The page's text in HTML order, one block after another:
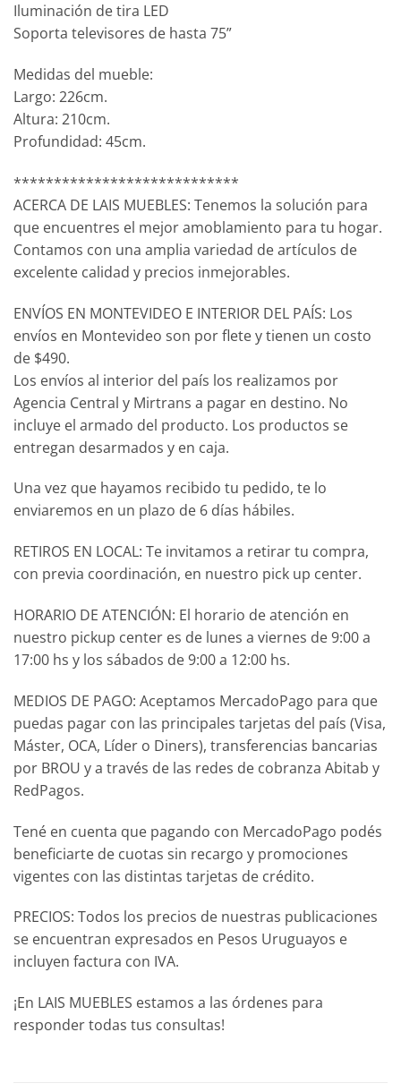
Iluminación de tira LED
Soporta televisores de hasta 75”
Medidas del mueble:
Largo: 226cm.
Altura: 210cm.
Profundidad: 45cm.
****************************
ACERCA DE LAIS MUEBLES: Tenemos la solución para
que encuentres el mejor amoblamiento para tu hogar.
Contamos con una amplia variedad de artículos de
excelente calidad y precios inmejorables.
ENVÍOS EN MONTEVIDEO E INTERIOR DEL PAÍS: Los
envíos en Montevideo son por flete y tienen un costo
de $490.
Los envíos al interior del país los realizamos por
Agencia Central y Mirtrans a pagar en destino. No
incluye el armado del producto. Los productos se
entregan desarmados y en caja.
Una vez que hayamos recibido tu pedido, te lo
enviaremos en un plazo de 6 días hábiles.
RETIROS EN LOCAL: Te invitamos a retirar tu compra,
con previa coordinación, en nuestro pick up center.
HORARIO DE ATENCIÓN: El horario de atención en
nuestro pickup center es de lunes a viernes de 9:00 a
17:00 hs y los sábados de 9:00 a 12:00 hs.
MEDIOS DE PAGO: Aceptamos MercadoPago para que
puedas pagar con las principales tarjetas del país (Visa,
Máster, OCA, Líder o Diners), transferencias bancarias
por BROU y a través de las redes de cobranza Abitab y
RedPagos.
Tené en cuenta que pagando con MercadoPago podés
beneficiarte de cuotas sin recargo y promociones
vigentes con las distintas tarjetas de crédito.
PRECIOS: Todos los precios de nuestras publicaciones
se encuentran expresados en Pesos Uruguayos e
incluyen factura con IVA.
¡En LAIS MUEBLES estamos a las órdenes para
responder todas tus consultas!